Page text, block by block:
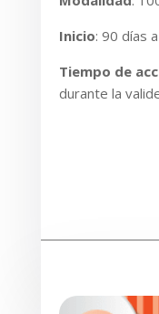
Inicio: 90 días
Tiempo de
durante la